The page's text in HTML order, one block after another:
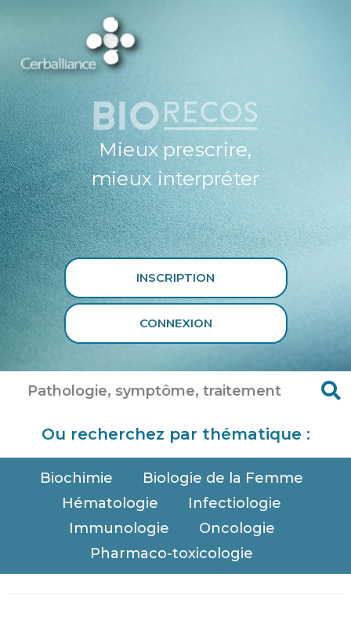
Mieux prescrire,
mieux interpréter
INSCRIPTION
CONNEXION
Ou recherchez par thématique :
Biochimie
Biologie de la Femme
Hématologie
Infectiologie
Immunologie
Oncologie
Pharmaco-toxicologie